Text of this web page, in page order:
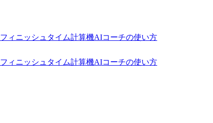
フィニッシュタイム計算機AIコーチの使い方
フィニッシュタイム計算機AIコーチの使い方